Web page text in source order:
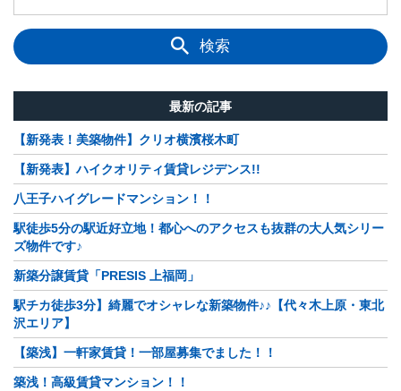
検索
最新の記事
【新発表！美築物件】クリオ横濱桜木町
【新発表】ハイクオリティ賃貸レジデンス!!
八王子ハイグレードマンション！！
駅徒歩5分の駅近好立地！都心へのアクセスも抜群の大人気シリー
ズ物件です♪
新築分譲賃貸「PRESIS 上福岡」
駅チカ徒歩3分】綺麗でオシャレな新築物件♪♪【代々木上原・東北
沢エリア】
【築浅】一軒家賃貸！一部屋募集でました！！
築浅！高級賃貸マンション！！